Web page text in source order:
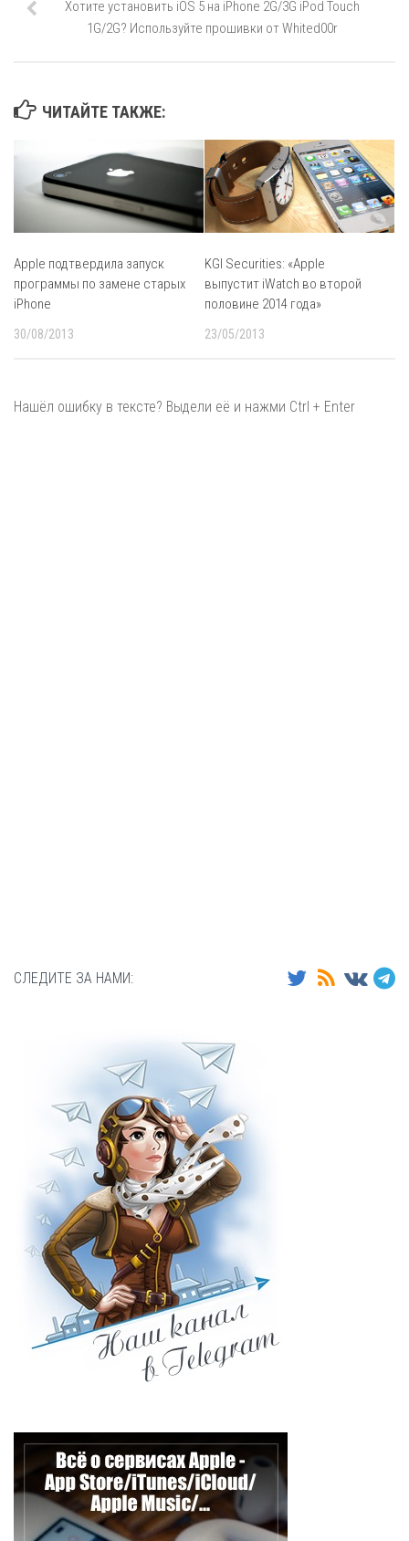
Хотите установить iOS 5 на iPhone 2G/3G iPod Touch
1G/2G? Используйте прошивки от Whited00r
ЧИТАЙТЕ ТАКЖЕ:
Apple подтвердила запуск
программы по замене старых
iPhone
30/08/2013
KGI Securities: «Apple
выпустит iWatch во второй
половине 2014 года»
23/05/2013
Нашёл ошибку в тексте? Выдели её и нажми Ctrl + Enter
СЛЕДИТЕ ЗА НАМИ: